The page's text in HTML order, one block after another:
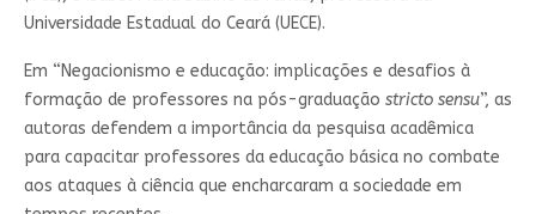
Universidade Estadual do Ceará (UECE).
Em “Negacionismo e educação: implicações e desafios à
formação de professores na pós-graduação stricto sensu”, as
autoras defendem a importância da pesquisa acadêmica
para capacitar professores da educação básica no combate
aos ataques à ciência que encharcaram a sociedade em